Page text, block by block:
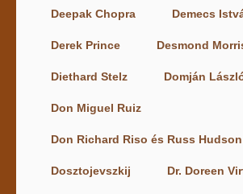
Deepak Chopra Demecs
Derek Prince Desmond
Diethard Stelz Domján
Don Miguel Ruiz
Don Richard Riso és Russ Hudson
Dosztojevszkij Dr. Doreen